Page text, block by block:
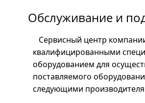
Обслуживание и
Сервисный центр
квалифицированными
оборудованием для
поставляемого
следующими